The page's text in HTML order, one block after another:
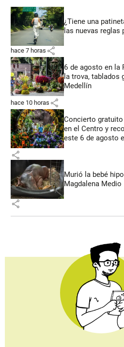
¿Tiene una
las nuevas
hace 7 horas share
6 de agosto en la
la trova, tablados
Medellín
hace 10 horas share
Concierto
en el Centro y
este 6 de agosto
share
Murió la bebé
Magdalena Medio
share